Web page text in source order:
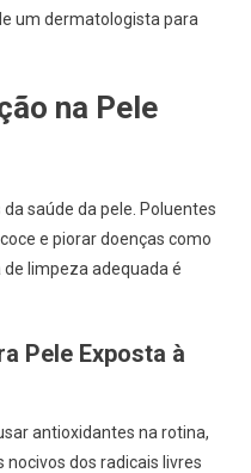
um dermatologista para
na Pele
saúde da pele. Poluentes
e piorar doenças como
limpeza adequada é
Pele Exposta à
antioxidantes na rotina,
dos radicais livres